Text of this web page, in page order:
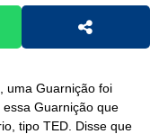
uma Guarnição foi
Guarnição que
tipo TED. Disse que